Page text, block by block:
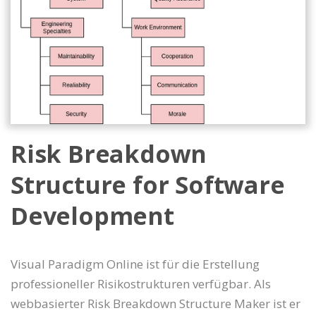
Risk Breakdown
Structure for Software
Development
Visual Paradigm Online ist für die Erstellung
professioneller Risikostrukturen verfügbar. Als
webbasierter Risk Breakdown Structure Maker ist er